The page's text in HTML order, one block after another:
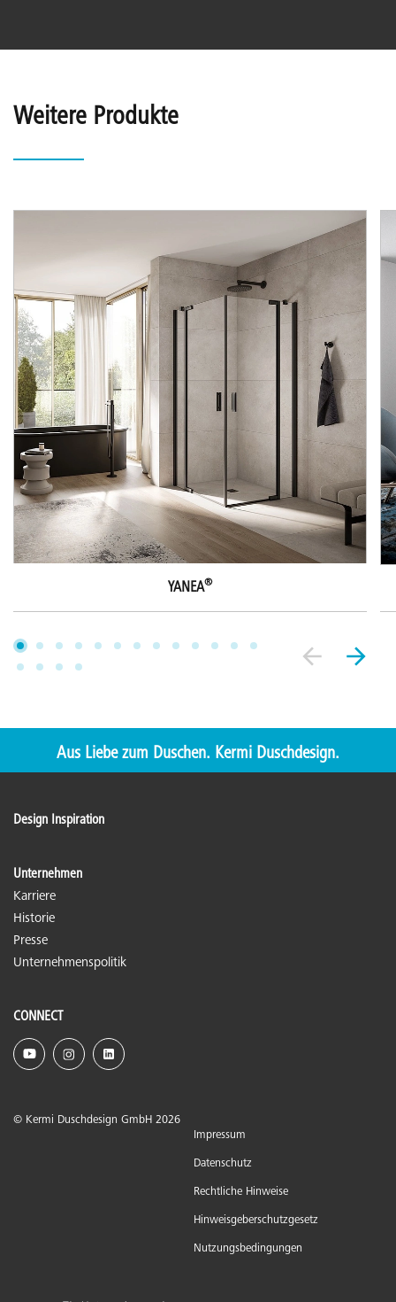
Weitere Produkte
YANEA®
Aus Liebe zum Duschen. Kermi Duschdesign.
Design Inspiration
Unternehmen
Karriere
Historie
Presse
Unternehmenspolitik
CONNECT
© Kermi Duschdesign GmbH 2026
Impressum
Datenschutz
Rechtliche Hinweise
Hinweisgeberschutzgesetz
Nutzungsbedingungen